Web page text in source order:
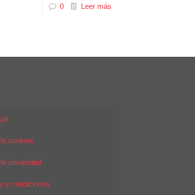
0 Leer más
cookies
privacidad
y condiciones